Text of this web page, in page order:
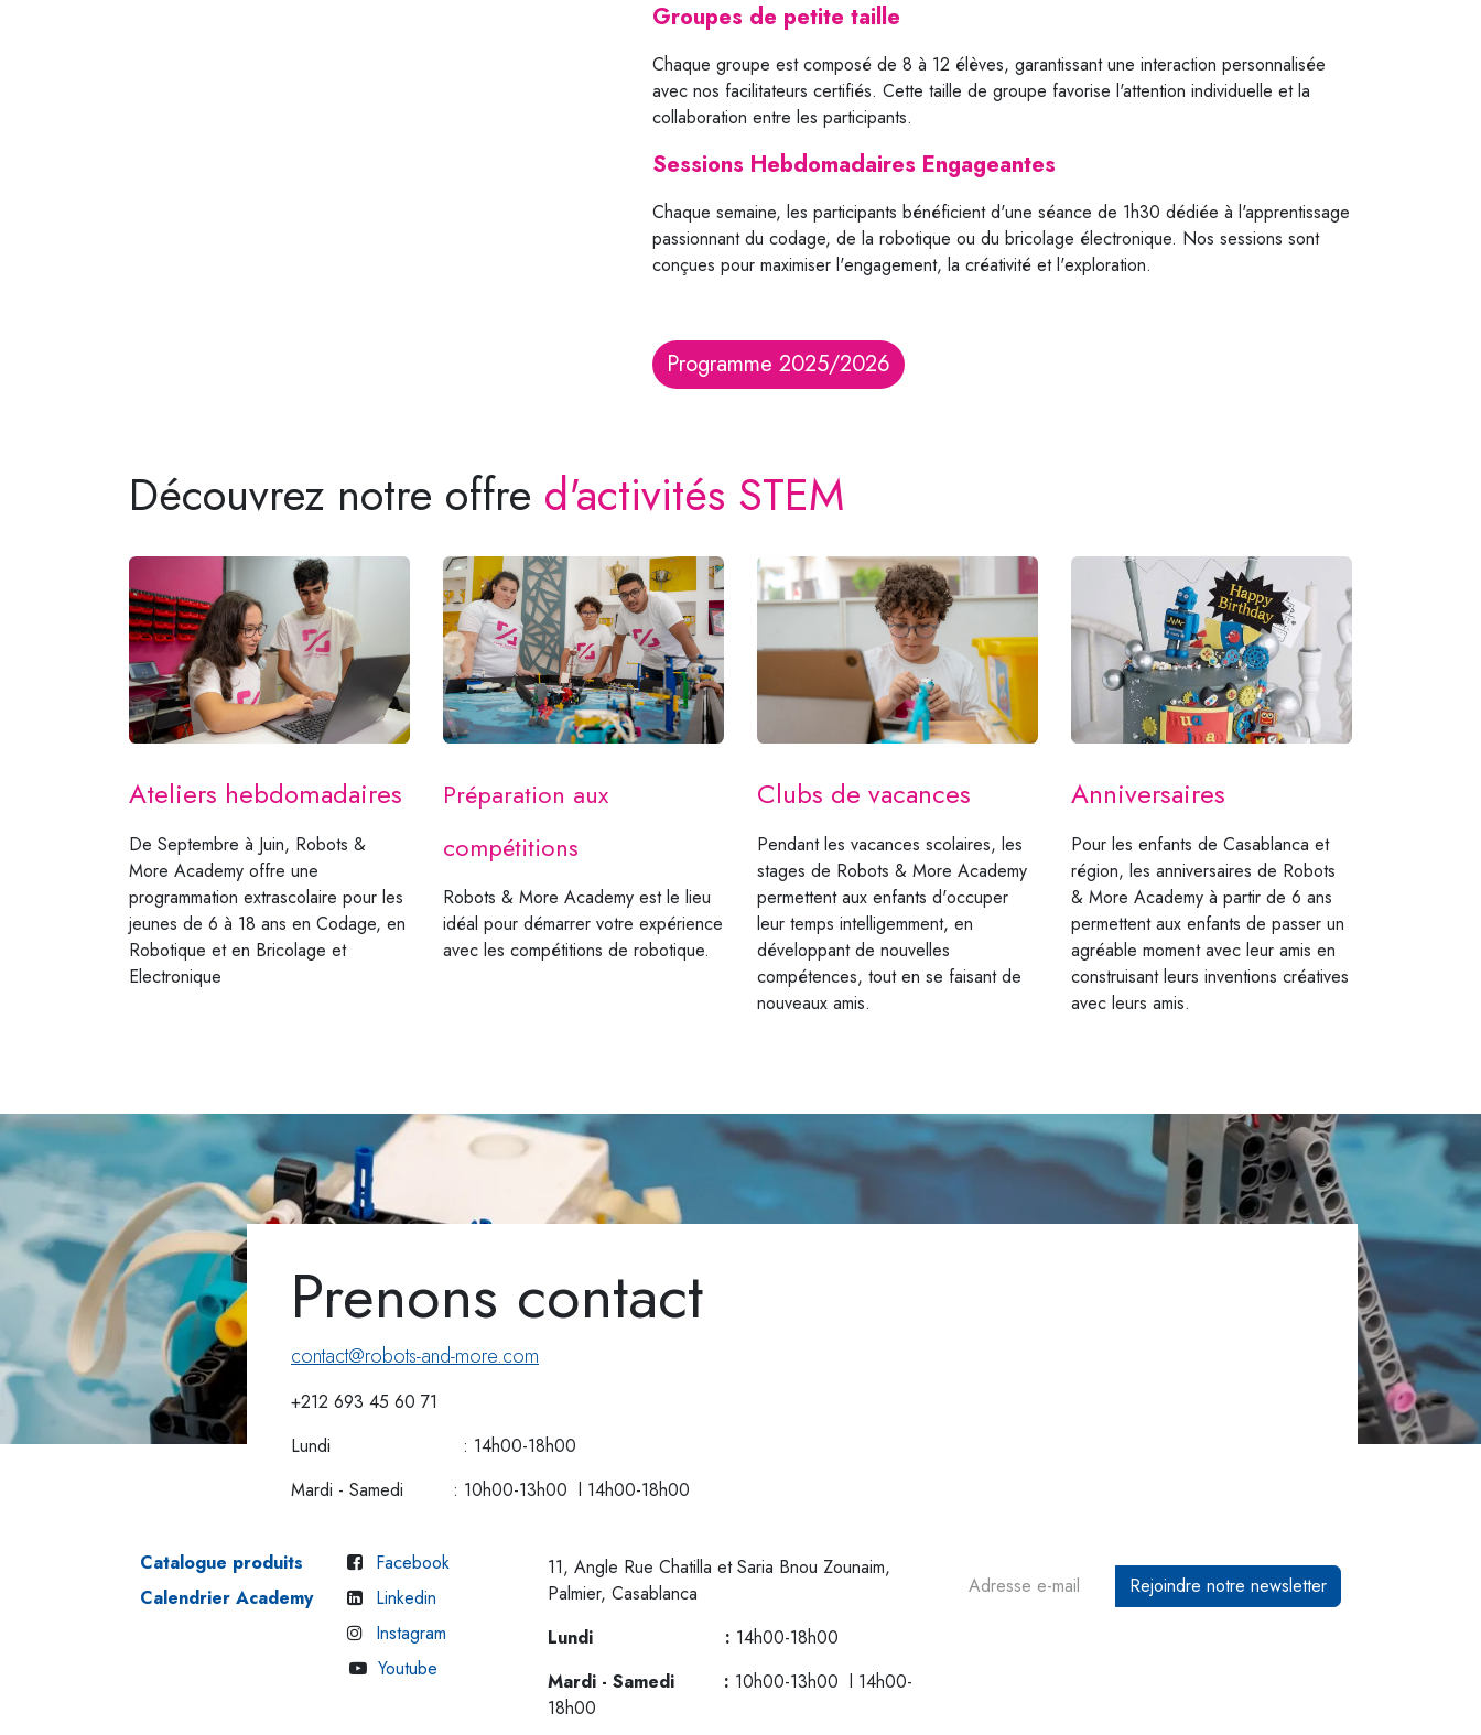
Groupes de petite taille
Chaque groupe est composé de 8 à 12 élèves, garantissant une interaction personnalisée
avec nos facilitateurs certifiés. Cette taille de groupe favorise l'attention individuelle et la
collaboration entre les participants.
Sessions Hebdomadaires Engageantes
Chaque semaine, les participants bénéficient d'une séance de 1h30 dédiée à l'apprentissage
passionnant du codage, de la robotique ou du bricolage électronique. Nos sessions sont
conçues pour maximiser l'engagement, la créativité et l'exploration.
Programme 2025/2026
Découvrez notre offre d'activités STEM
Ateliers hebdomadaires
De Septembre à Juin, Robots &
More Academy offre une
programmation extrascolaire pour les
jeunes de 6 à 18 ans en Codage, en
Robotique et en Bricolage et
Electronique
Préparation aux
compétitions
Robots & More Academy est le lieu
idéal pour démarrer votre expérience
avec les compétitions de robotique.
Clubs de vacances
Pendant les vacances scolaires, les
stages de Robots & More Academy
permettent aux enfants d'occuper
leur temps intelligemment, en
développant de nouvelles
compétences, tout en se faisant de
nouveaux amis.
Anniversaires
Pour les enfants de Casablanca et
région, les anniversaires de Robots
& More Academy à partir de 6 ans
permettent aux enfants de passer un
agréable moment avec leur amis en
construisant leurs inventions créatives
avec leurs amis.
Prenons contact
contact@robots-and-more.com
+212 693 45 60 71
Lundi : 14h00-18h00
Mardi - Samedi : 10h00-13h00 l 14h00-18h00
Catalogue produits
Calendrier Academy
Facebook
Linkedin
Instagram
Youtube
11, Angle Rue Chatilla et Saria Bnou Zounaim,
Palmier, Casablanca
Lundi : 14h00-18h00
Mardi - Samedi : 10h00-13h00 l 14h00-
18h00
Rejoindre notre newsletter